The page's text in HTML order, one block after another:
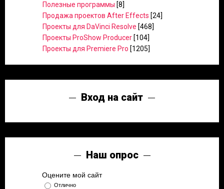
Полезные программы [8]
Продажа проектов After Effects [24]
Проекты для DaVinci Resolve [468]
Проекты ProShow Producer [104]
Проекты для Premiere Pro [1205]
Вход на сайт
Наш опрос
Оцените мой сайт
Отлично